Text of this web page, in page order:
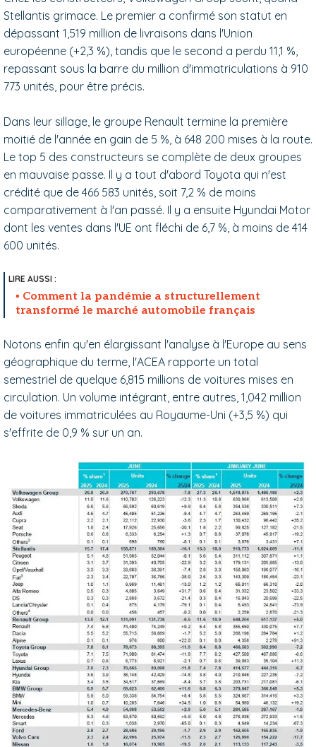
Stellantis grimace. Le premier a confirmé son statut en
dépassant 1,519 million de livraisons dans l'Union
européenne (+2,3 %), tandis que le second a perdu 11,1 %,
repassant sous la barre du million d'immatriculations à 910
773 unités, pour être précis.
Dans leur sillage, le groupe Renault termine la première
moitié de l'année en gain de 5 %, à 648 200 mises à la route.
Le top 5 des constructeurs se complète de deux groupes
en mauvaise passe. Il y a tout d'abord Toyota qui n'est
crédité que de 466 583 unités, soit 7,2 % de moins
comparativement à l'an passé. Il y a ensuite Hyundai Motor
dont les ventes dans l'UE ont fléchi de 6,7 %, à moins de 414
600 unités.
Comment la pandémie a structurellement
transformé le marché automobile français
Notons enfin qu'en élargissant l'analyse à l'Europe au sens
géographique du terme, l'ACEA rapporte un total
semestriel de quelque 6,815 millions de voitures mises en
circulation. Un volume intégrant, entre autres, 1,042 million
de voitures immatriculées au Royaume-Uni (+3,5 %) qui
s'effrite de 0,9 % sur un an.